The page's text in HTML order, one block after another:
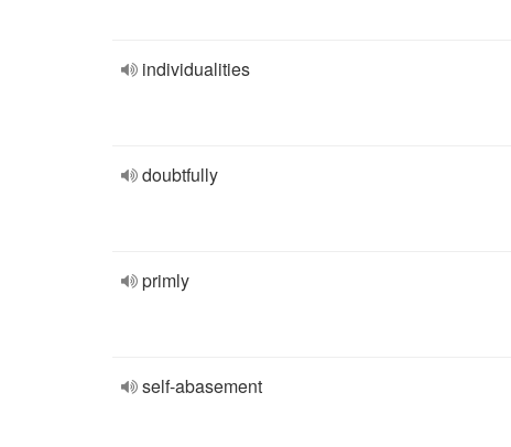
individualities
doubtfully
primly
self-abasement